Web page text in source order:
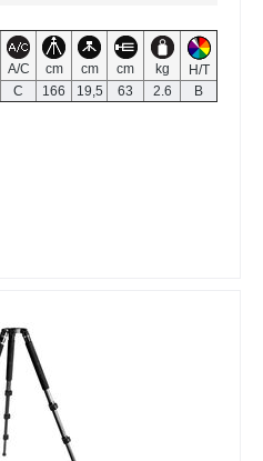
A/C cm cm cm kg
H/T
C 166 19,5 63 2.6 B